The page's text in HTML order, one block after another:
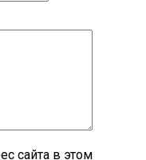
сайта в этом